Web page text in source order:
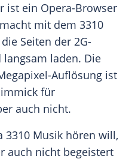
ist ein Opera-Browser
mit dem 3310
Seiten der 2G-
laden. Die
Auflösung ist
für
auch nicht.
3310 Musik hören will,
auch nicht begeistert